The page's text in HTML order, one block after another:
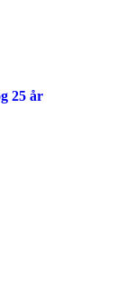
25 år